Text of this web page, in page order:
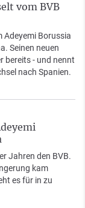
vom BVB
Adeyemi Borussia
Seinen neuen
bereits - und nennt
nach Spanien.
Jahren den BVB.
kam
es für in zu